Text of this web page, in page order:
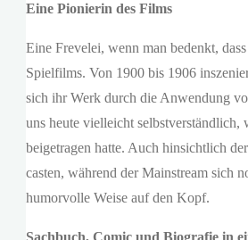
Eine Pionierin des Films
Eine Frevelei, wenn man bedenkt,
Spielfilms. Von 1900 bis 1906
sich ihr Werk durch die Anwendung
uns heute vielleicht
beigetragen hatte. Auch hinsichtlich
casten, während der Mainstream sich
humorvolle Weise auf den Kopf.